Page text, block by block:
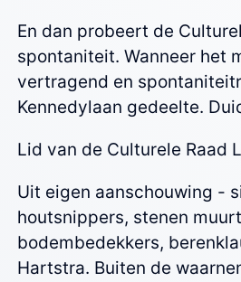
En dan probeert de
spontaniteit. Wanneer het
vertragend en
Kennedylaan gedeelte.
Lid van de Culturele Raad
Uit eigen aanschouwing -
houtsnippers, stenen
bodembedekkers,
Hartstra. Buiten de